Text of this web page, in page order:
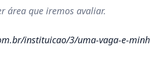
área que iremos avaliar.
instituicao/3/uma-vaga-e-